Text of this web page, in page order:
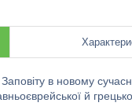
в новому
й